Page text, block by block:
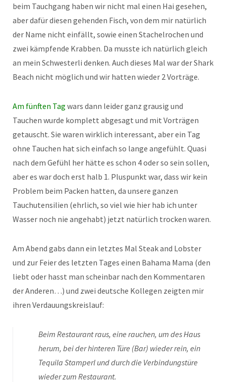
beim Tauchgang haben wir nicht mal einen Hai gesehen,
aber dafür diesen gehenden Fisch, von dem mir natürlich
der Name nicht einfällt, sowie einen Stachelrochen und
zwei kämpfende Krabben. Da musste ich natürlich gleich
an mein Schwesterli denken. Auch dieses Mal war der Shark
Beach nicht möglich und wir hatten wieder 2 Vorträge.
Am fünften Tag wars dann leider ganz grausig und
Tauchen wurde komplett abgesagt und mit Vorträgen
getauscht. Sie waren wirklich interessant, aber ein Tag
ohne Tauchen hat sich einfach so lange angefühlt. Quasi
nach dem Gefühl her hätte es schon 4 oder so sein sollen,
aber es war doch erst halb 1. Pluspunkt war, dass wir kein
Problem beim Packen hatten, da unsere ganzen
Tauchutensilien (ehrlich, so viel wie hier hab ich unter
Wasser noch nie angehabt) jetzt natürlich trocken waren.
Am Abend gabs dann ein letztes Mal Steak and Lobster
und zur Feier des letzten Tages einen Bahama Mama (den
liebt oder hasst man scheinbar nach den Kommentaren
der Anderen…) und zwei deutsche Kollegen zeigten mir
ihren Verdauungskreislauf:
Beim Restaurant raus, eine rauchen, um des Haus
herum, bei der hinteren Türe (Bar) wieder rein, ein
Tequila Stamperl und durch die Verbindungstüre
wieder zum Restaurant.